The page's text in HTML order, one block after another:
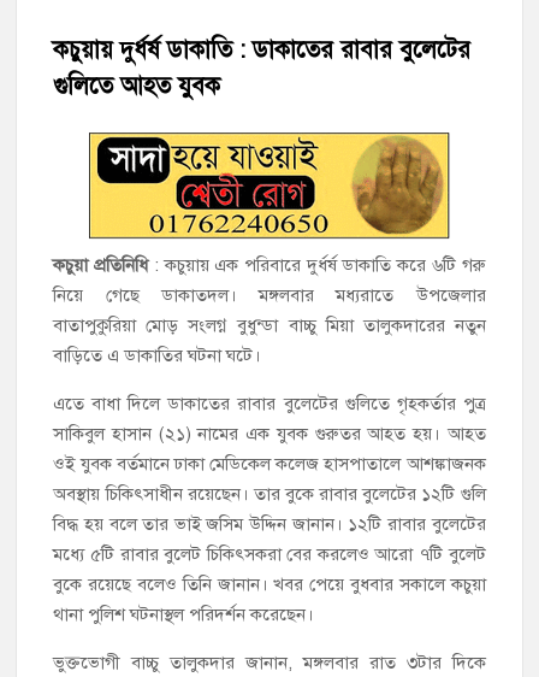
‘জনগণের ভোটে নির্বাচিত হয়ে ফরিদগঞ্জের উন্নয়নে কাজ করছি’ :
আলহাজ্ব এমএ হান্নান এমপি
নৌ পুলিশ ফাঁড়ির নাকের ডগায় কারেন্ট জালের দাপট, মতলবে প্রকাশ্যে
নিষিদ্ধ জাল মেরামত ও মাছ শিকার
‘জনগণের হাতে রাষ্ট্রের মালিকানা ফিরিয়ে দিতে বিএনপি সরকার
অঙ্গীকারাবদ্ধ’
মতলব উত্তরে সোনালী লাইফ ইন্সুইরেন্স কোম্পানী লিমিটেডের মরণোত্তর
চেক বিতরণ
হাজীগঞ্জ ডিগ্রি কলেজ গভীর শ্রদ্ধার সঙ্গে জুলাই গণঅভ্যুত্থানের সকল
শহীদকে স্মরণ
হাজীগঞ্জের যুবধারা সমবায় ক্ষুদ্রঋণ পুনরায় চালু করে মানুষের আমানতের
টাকা পরিশোধ করা হবে
কচুয়ায় দুর্ধর্ষ ডাকাতি : ডাকাতের রাবার বুলেটের
গুলিতে আহত যুবক
কচুয়া প্রতিনিধি: কচুয়ায় এক পরিবারে দুর্ধর্ষ ডাকাতি করে ৬টি গরু
নিয়ে গেছে ডাকাতদল। মঙ্গলবার মধ্যরাতে উপজেলার
বাতাপুকুরিয়া মোড় সংলগ্ন বুধুন্ডা বাচ্চু মিয়া তালুকদারের নতুন
বাড়িতে এ ডাকাতির ঘটনা ঘটে।
এতে বাধা দিলে ডাকাতের রাবার বুলেটের গুলিতে গৃহকর্তার পুত্র
সাকিবুল হাসান (২১) নামের এক যুবক গুরুতর আহত হয়। আহত
ওই যুবক বর্তমানে ঢাকা মেডিকেল কলেজ হাসপাতালে আশঙ্কাজনক
অবস্থায় চিকিৎসাধীন রয়েছেন। তার বুকে রাবার বুলেটের ১২টি গুলি
বিদ্ধ হয় বলে তার ভাই জসিম উদ্দিন জানান। ১২টি রাবার বুলেটের
মধ্যে ৫টি রাবার বুলেট চিকিৎসকরা বের করলেও আরো ৭টি বুলেট
বুকে রয়েছে বলেও তিনি জানান। খবর পেয়ে বুধবার সকালে কচুয়া
থানা পুলিশ ঘটনাস্থল পরিদর্শন করেছেন।
ভুক্তভোগী বাচ্চু তালুকদার জানান, মঙ্গলবার রাত ৩টার দিকে